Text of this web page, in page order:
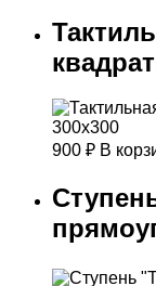
900 ₽ В